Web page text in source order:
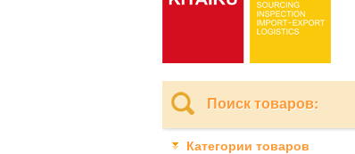
Поиск товаров:
Категории товаров